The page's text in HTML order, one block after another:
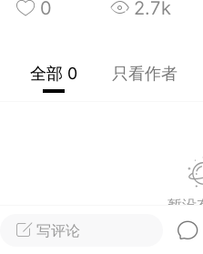
妍
美业357
熊
Lv.3
26 23:30
本/双效闪充，养出紧致小
充小白罐 = 闪充大白肌（
产品）×极光嫩肤啫喱（产
护...写评论
0 2.7k
全部 0 只看作者
暂没